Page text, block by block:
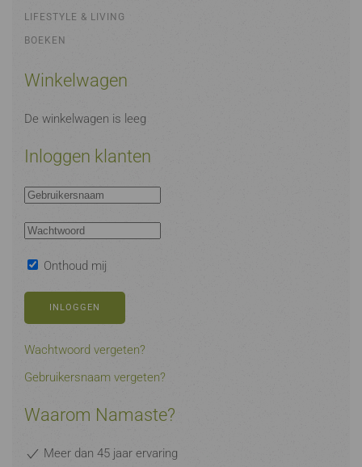
LIFESTYLE & LIVING
BOEKEN
Winkelwagen
De winkelwagen is leeg
Inloggen klanten
Onthoud mij
INLOGGEN
Wachtwoord vergeten?
Gebruikersnaam vergeten?
Waarom Namaste?
Meer dan 45 jaar ervaring